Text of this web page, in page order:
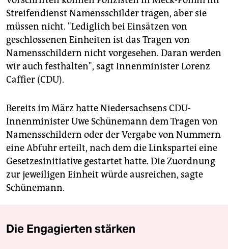
Streifendienst Namensschilder tragen, aber sie
müssen nicht. "Lediglich bei Einsätzen von
geschlossenen Einheiten ist das Tragen von
Namensschildern nicht vorgesehen. Daran werden
wir auch festhalten", sagt Innenminister Lorenz
Caffier (CDU).
Bereits im März hatte Niedersachsens CDU-
Innenminister Uwe Schünemann dem Tragen von
Namensschildern oder der Vergabe von Nummern
eine Abfuhr erteilt, nach dem die Linkspartei eine
Gesetzesinitiative gestartet hatte. Die Zuordnung
zur jeweiligen Einheit würde ausreichen, sagte
Schünemann.
Die Engagierten stärken